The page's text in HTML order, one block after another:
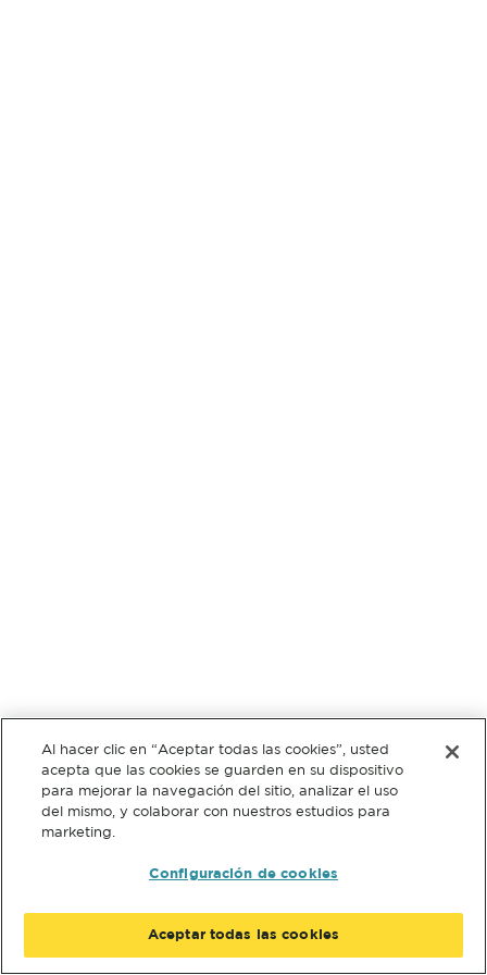
Al hacer clic en “Aceptar todas las cookies”, usted
acepta que las cookies se guarden en su dispositivo
para mejorar la navegación del sitio, analizar el uso
del mismo, y colaborar con nuestros estudios para
marketing.
Configuración de cookies
Aceptar todas las cookies